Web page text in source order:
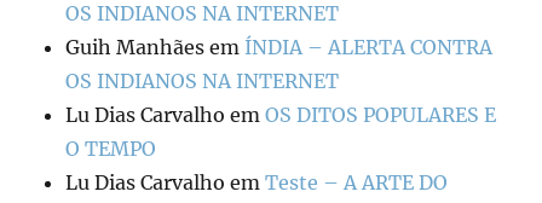
OS INDIANOS NA INTERNET
Guih Manhães em ÍNDIA – ALERTA CONTRA
OS INDIANOS NA INTERNET
Lu Dias Carvalho emOS DITOS POPULARES E
O TEMPO
Lu Dias Carvalho emTeste – A ARTE DO